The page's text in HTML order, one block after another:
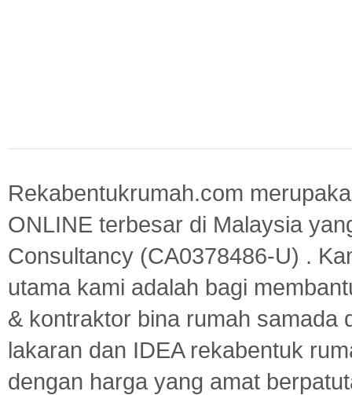
Rekabentukrumah.com
ONLINE terbesar di Malaysia
Consultancy (CA0378486-U) .
utama kami adalah bagi
& kontraktor bina rumah samada
lakaran dan IDEA rekabentuk
dengan harga yang amat